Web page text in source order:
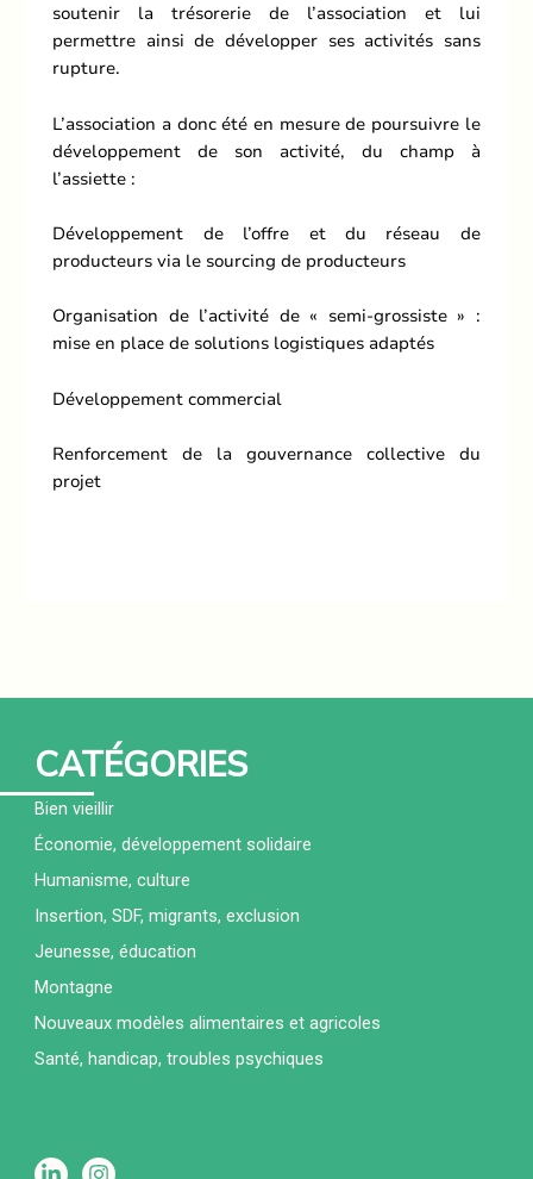
soutenir la trésorerie de l’association et lui
permettre ainsi de développer ses activités sans
rupture.
L’association a donc été en mesure de poursuivre le
développement de son activité, du champ à
l’assiette :
Développement de l’offre et du réseau de
producteurs via le sourcing de producteurs
Organisation de l’activité de « semi-grossiste » :
mise en place de solutions logistiques adaptés
Développement commercial
Renforcement de la gouvernance collective du
projet
CATÉGORIES
Bien vieillir
Économie, développement solidaire
Humanisme, culture
Insertion, SDF, migrants, exclusion
Jeunesse, éducation
Montagne
Nouveaux modèles alimentaires et agricoles
Santé, handicap, troubles psychiques